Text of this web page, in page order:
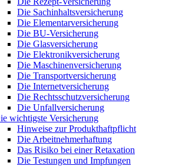
Die Sachinhaltsversicherung
Die Elementarversicherung
Die BU-Versicherung
Die Glasversicherung
Die Elektronikversicherung
Die Maschinenversicherung
Die Transportversicherung
Die Internetversicherung
Die Rechtsschutzversicherung
Die Unfallversicherung
wichtigste Versicherung
Hinweise zur Produkthaftpflicht
Die Arbeitnehmerhaftung
Das Risiko bei einer Retaxation
Die Testungen und Impfungen